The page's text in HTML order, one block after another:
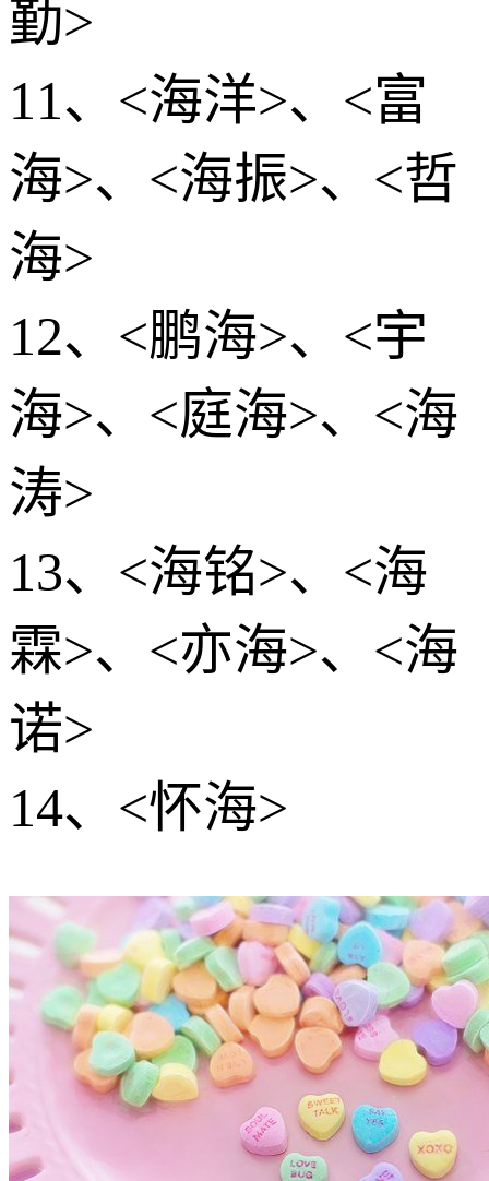
勤>
11、<海洋>、<富
海>、<海振>、<哲
海>
12、<鹏海>、<宇
海>、<庭海>、<海
涛>
13、<海铭>、<海
霖>、<亦海>、<海
诺>
14、<怀海>